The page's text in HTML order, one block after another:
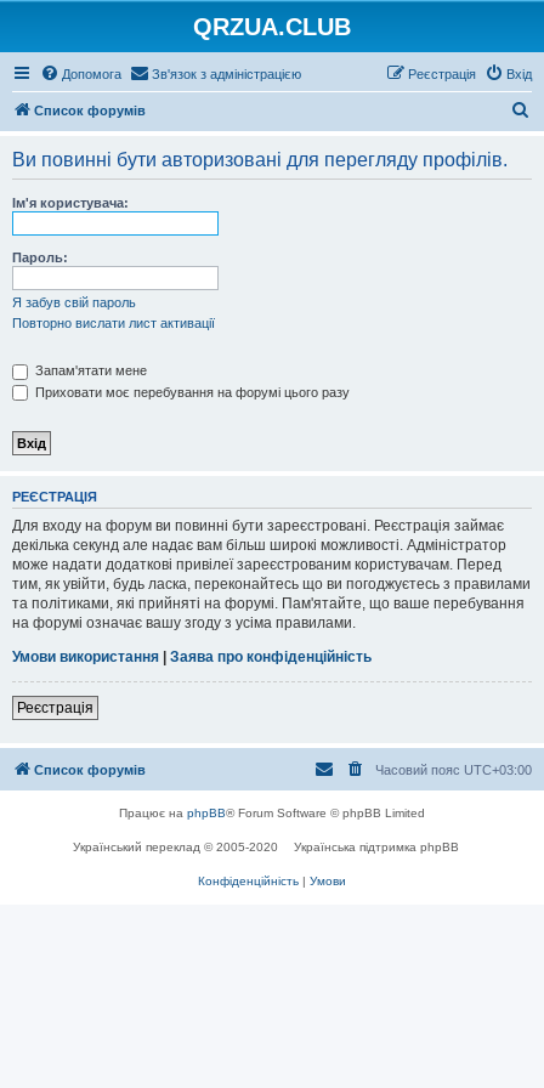
QRZUA.CLUB
Допомога Зв'язок з адміністрацією Вхід
Реєстрація
Список форумів
Ви повинні бути авторизовані для перегляду профілів.
Ім'я користувача:
Пароль:
Я забув свій пароль
Повторно вислати лист активації
Запам'ятати мене
Приховати моє перебування на форумі цього разу
РЕЄСТРАЦІЯ
Для входу на форум ви повинні бути зареєстровані. Реєстрація займає
декілька секунд але надає вам більш широкі можливості. Адміністратор
може надати додаткові привілеї зареєстрованим користувачам. Перед
тим, як увійти, будь ласка, переконайтесь що ви погоджуєтесь з правилами
та політиками, які прийняті на форумі. Пам'ятайте, що ваше перебування
на форумі означає вашу згоду з усіма правилами.
Умови використання | Заява про конфіденційність
Реєстрація
Список форумів Часовий пояс UTC+03:00
Працює на phpBB® Forum Software © phpBB Limited
Український переклад © 2005-2020 Українська підтримка phpBB
Конфіденційність | Умови